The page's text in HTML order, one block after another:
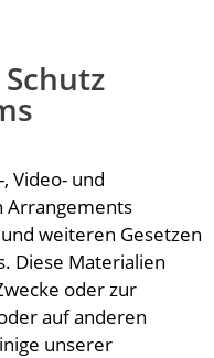
Video- und
Arrangements
weiteren Gesetzen
Diese Materialien
oder zur
auf anderen
unserer